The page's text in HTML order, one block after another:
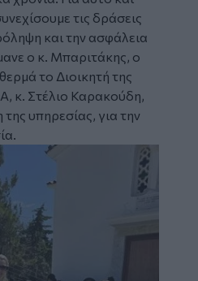
τις δράσεις
και την ασφάλεια
ο κ. Μπαριτάκης, ο
το Διοικητή της
κ. Στέλιο Καρακούδη,
υπηρεσίας, για την